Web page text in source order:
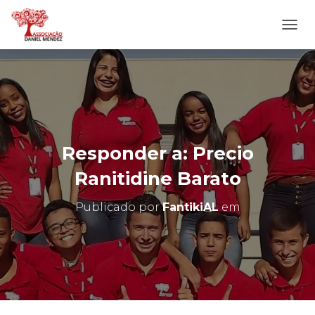
L
T
E
R
N
A
N
A
E
G
O
Responder a: Precio
Ranitidine Barato
Publicado porFantikiALem